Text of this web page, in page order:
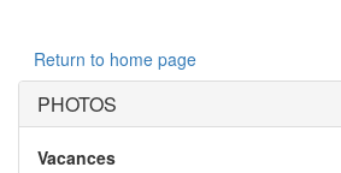
Return to home page
PHOTOS
Vacances